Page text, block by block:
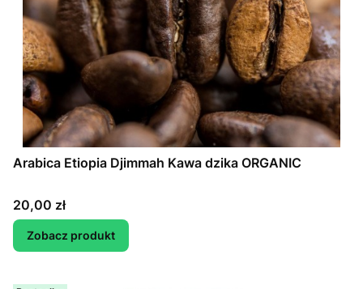
Arabica Etiopia Djimmah Kawa dzika ORGANIC
Cena
20,00 zł
Zobacz produkt